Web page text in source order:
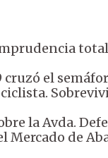
total
cruzó el
la Avda.
Mercado de